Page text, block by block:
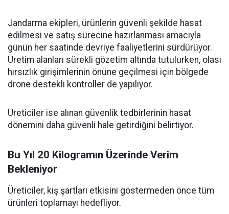
Jandarma ekipleri, ürünlerin güvenli şekilde hasat
edilmesi ve satış sürecine hazırlanması amacıyla
günün her saatinde devriye faaliyetlerini sürdürüyor.
Üretim alanları sürekli gözetim altında tutulurken, olası
hırsızlık girişimlerinin önüne geçilmesi için bölgede
drone destekli kontroller de yapılıyor.
Üreticiler ise alınan güvenlik tedbirlerinin hasat
dönemini daha güvenli hale getirdiğini belirtiyor.
Bu Yıl 20 Kilogramın Üzerinde Verim
Bekleniyor
Üreticiler, kış şartları etkisini göstermeden önce tüm
ürünleri toplamayı hedefliyor.